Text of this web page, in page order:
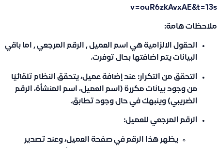
v=ouR6zkAvxAE&t=13s
ملاحظات هامة:
الحقول الالزامية هي اسم العميل , الرقم المرجعي , اما باقي
البيانات يتم اضافتها بحال توفرت.
التحقق من التكرار: عند إضافة عميل، يتحقق النظام تلقائيًا
من وجود بيانات مكررة (اسم العميل، اسم المنشأة، الرقم
الضريبي) وينبهك في حال وجود تطابق.
الرقم المرجعي للعميل:
يظهر هذا الرقم في صفحة العميل، وعند تصدير